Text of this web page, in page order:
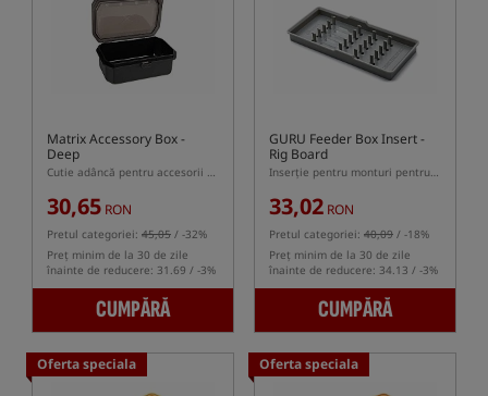
Matrix Accessory Box -
Deep
Cutie adâncă pentru accesorii mici
30,65 RON
Pretul categoriei: 45,05 / -32%
Preț minim de la 30 de zile
înainte de reducere: 31.69 / -3%
CUMPĂRĂ
GURU Feeder Box Insert -
Rig Board
Inserție pentru monturi pentru cutia GURU Feeder Box
33,02 RON
Pretul categoriei: 40,09 / -18%
Preț minim de la 30 de zile
înainte de reducere: 34.13 / -3%
CUMPĂRĂ
Oferta speciala Oferta speciala